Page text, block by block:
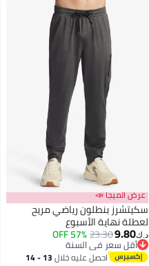
عرض الميجا 📣
سكيتشرز بنطلون رياضي مريح
لعطلة نهاية الأسبوع
د.ك‏9.80
23.30
57% OFF
أقل سعر في السنة
أقل سعر في السنة
احصل عليه خلال 13 - 14